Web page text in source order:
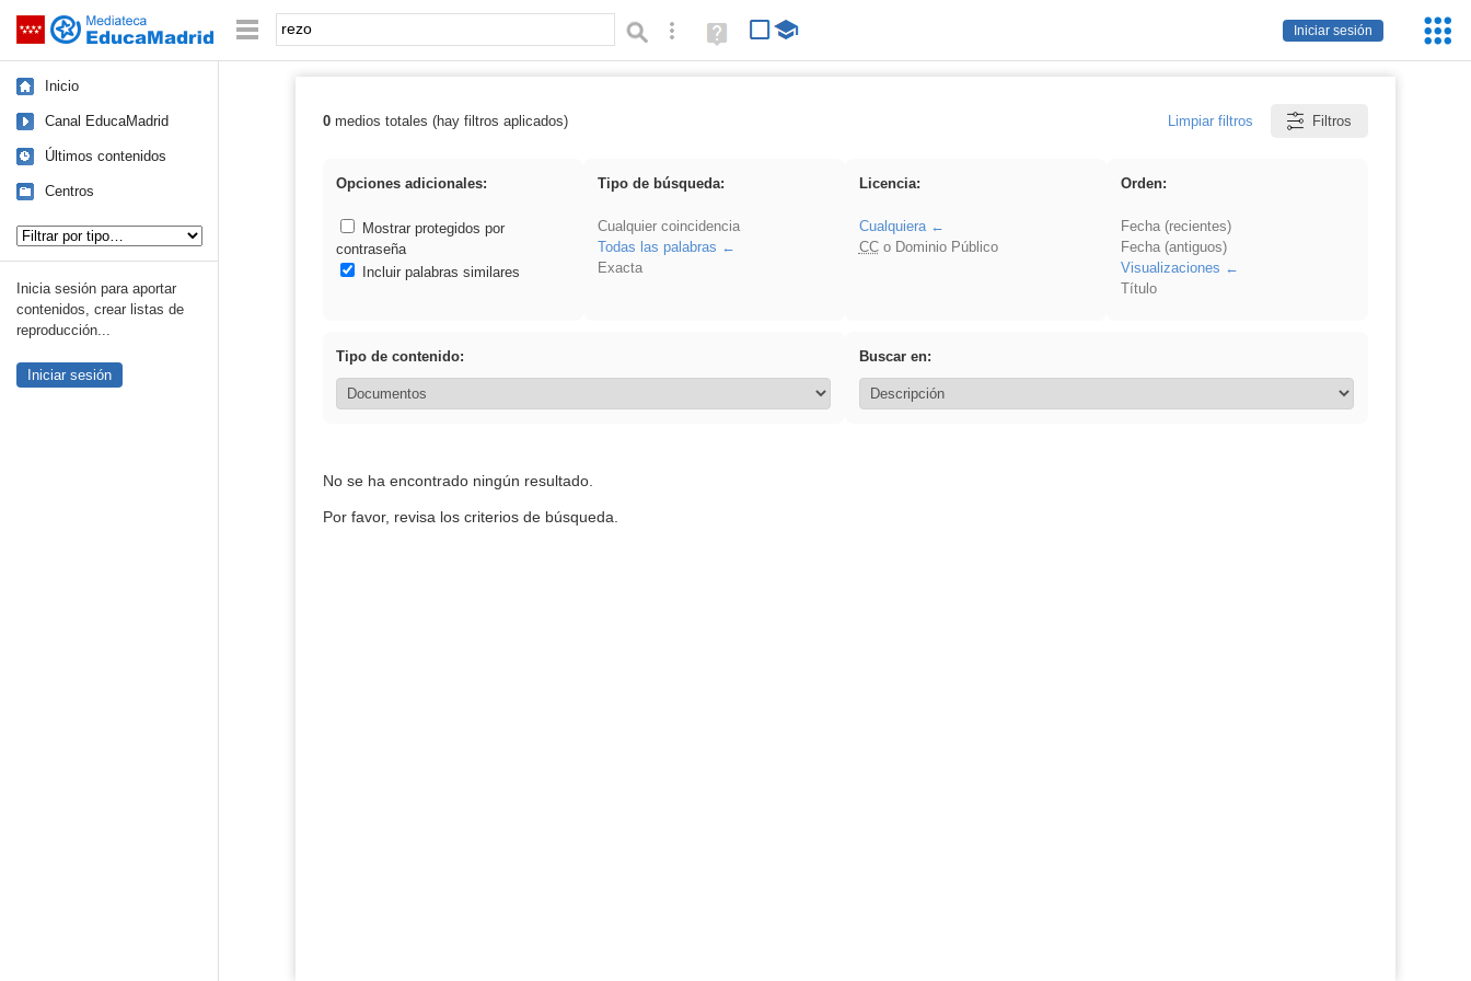
Saltar navegación
Iniciar sesión
Palabra o frase: Búsqueda avanzada
Ayuda
(en
Inicio
Canal EducaMadrid
Últimos contenidos
Centros
Inicia sesión para aportar
contenidos, crear listas de
reproducción...
Iniciar sesión
Resultados de: rezo
0medios totales (hay filtros aplicados) Limpiar filtros Filtros
Opciones adicionales:
Mostrar protegidos por
contraseña
Incluir palabras similares
Tipo de búsqueda:
Cualquier coincidencia
Todas las palabras
Exacta
Licencia:
Cualquiera
CCo Dominio Público
Orden:
Fecha (recientes)
Fecha (antiguos)
Visualizaciones
Título
Tipo de contenido: Buscar en:
No se ha encontrado ningún resultado.
Por favor, revisa los criterios de búsqueda.